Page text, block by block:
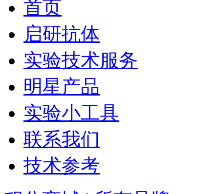
首页
启研抗体
实验技术服务
明星产品
实验小工具
联系我们
技术参考